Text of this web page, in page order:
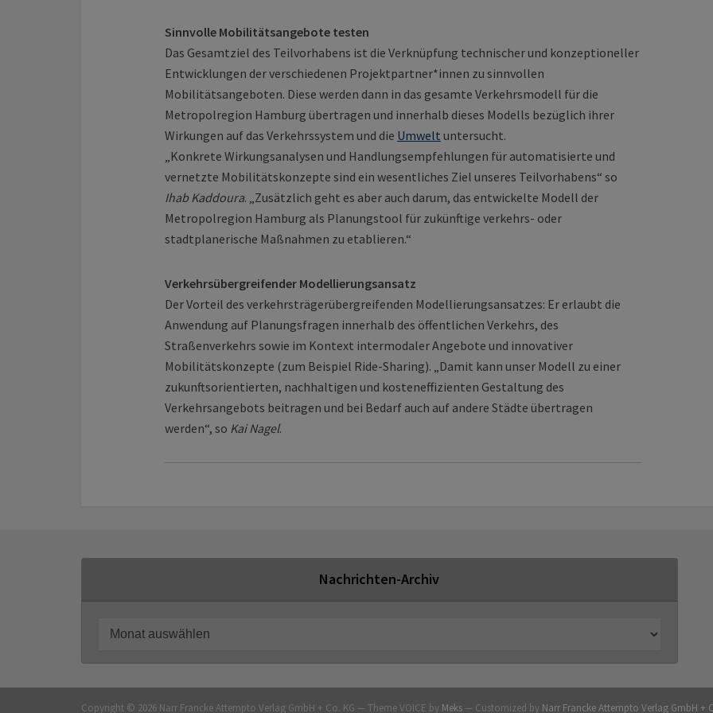
Sinnvolle Mobilitätsangebote testen
Das Gesamtziel des Teilvorhabens ist die Verknüpfung technischer und konzeptioneller
Entwicklungen der verschiedenen Projektpartner*innen zu sinnvollen
Mobilitätsangeboten. Diese werden dann in das gesamte Verkehrsmodell für die
Metropolregion Hamburg übertragen und innerhalb dieses Modells bezüglich ihrer
Wirkungen auf das Verkehrssystem und die Umwelt untersucht.
„Konkrete Wirkungsanalysen und Handlungsempfehlungen für automatisierte und
vernetzte Mobilitätskonzepte sind ein wesentliches Ziel unseres Teilvorhabens“ so
Ihab Kaddoura. „Zusätzlich geht es aber auch darum, das entwickelte Modell der
Metropolregion Hamburg als Planungstool für zukünftige verkehrs- oder
stadtplanerische Maßnahmen zu etablieren.“
Verkehrsübergreifender Modellierungsansatz
Der Vorteil des verkehrsträgerübergreifenden Modellierungsansatzes: Er erlaubt die
Anwendung auf Planungsfragen innerhalb des öffentlichen Verkehrs, des
Straßenverkehrs sowie im Kontext intermodaler Angebote und innovativer
Mobilitätskonzepte (zum Beispiel Ride-Sharing). „Damit kann unser Modell zu einer
zukunftsorientierten, nachhaltigen und kosteneffizienten Gestaltung des
Verkehrsangebots beitragen und bei Bedarf auch auf andere Städte übertragen
werden“, so Kai Nagel.
Nachrichten-Archiv
Copyright © 2026 Narr Francke Attempto Verlag GmbH + Co. KG — Theme VOICE by Meks — Customized by Narr Francke Attempto Verlag GmbH +